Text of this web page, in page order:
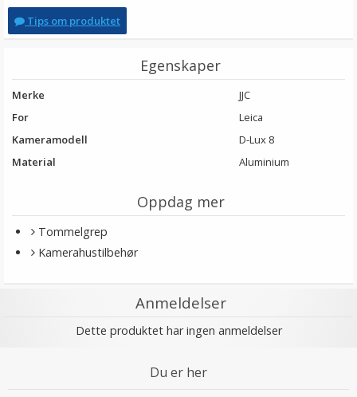
Tips om produktet
Egenskaper
Merke
JJC
For
Leica
Kameramodell
D-Lux 8
Material
Aluminium
Oppdag mer
Tommelgrep
Kamerahustilbehør
Anmeldelser
Dette produktet har ingen anmeldelser
Du er her